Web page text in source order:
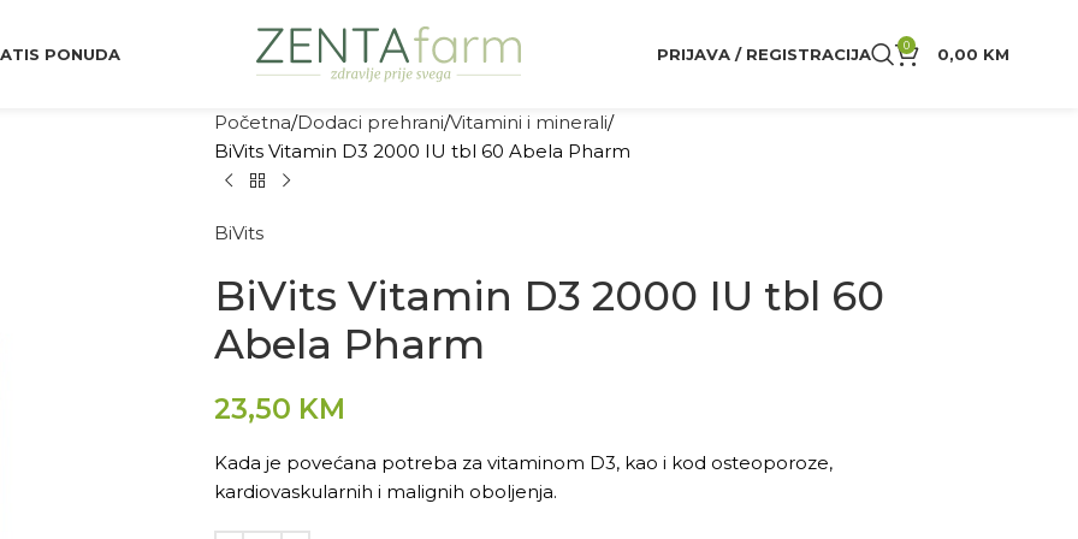
PONUDA PRIJAVA / REGISTRACIJA 0 0,00 KM
Početna Dodaci prehrani Vitamini i minerali
BiVits Vitamin D3 2000 IU tbl 60 Abela Pharm
BiVits
BiVits Vitamin D3 2000 IU tbl 60
Abela Pharm
23,50 KM
Kada je povećana potreba za vitaminom D3, kao i kod osteoporoze,
kardiovaskularnih i malignih oboljenja.